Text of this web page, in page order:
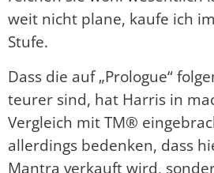
weit nicht plane, kaufe ich
Stufe.
Dass die auf „Prologue“
teurer sind, hat Harris in
Vergleich mit TM®
allerdings bedenken, dass
Mantra verkauft wird,